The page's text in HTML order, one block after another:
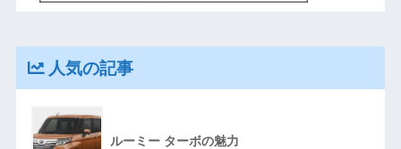
人気の記事
ルーミー ターボの魅力